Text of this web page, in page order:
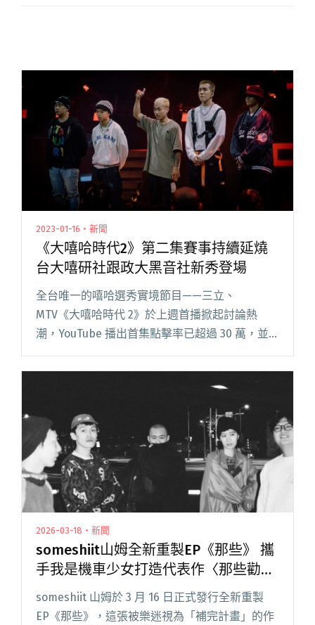
2023-01-16・新聞
《大嘻哈時代2》第二集賽事持續延燒
台大嘻研社跟政大黑音社新秀登場
全台唯一的嘻哈選秀實境節目——三立、
MTV《大嘻哈時代 2》於上週首播掀起討論熱
潮，YouTube 播出首集點擊率已超過 30 萬，並
登上發燒排行榜第一名，來自女團「AKB48
Team TP」出身的選手林潔心〈等我回家〉個人
影片也已累積近閱讀全文 "《大嘻哈時代2》第二
集賽事持續延燒 台大嘻研社跟政大黑音社新秀登
場"
2026-03-18・新聞
someshiit山姆全新重製EP《那些》 攜
手我是機車少女打造代表作〈那些勸我
別抽菸的人都死了〉
someshiit 山姆於 3 月 16 日正式發行全新重製
EP《那些》，這張被樂迷視為「補完計畫」的作